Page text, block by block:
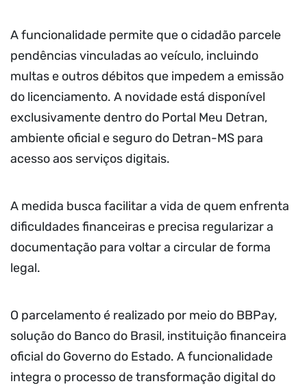
A funcionalidade permite que o cidadão parcele
pendências vinculadas ao veículo, incluindo
multas e outros débitos que impedem a emissão
do licenciamento. A novidade está disponível
exclusivamente dentro do Portal Meu Detran,
ambiente oficial e seguro do Detran-MS para
acesso aos serviços digitais.
A medida busca facilitar a vida de quem enfrenta
dificuldades financeiras e precisa regularizar a
documentação para voltar a circular de forma
legal.
O parcelamento é realizado por meio do BBPay,
solução do Banco do Brasil, instituição financeira
oficial do Governo do Estado. A funcionalidade
integra o processo de transformação digital do